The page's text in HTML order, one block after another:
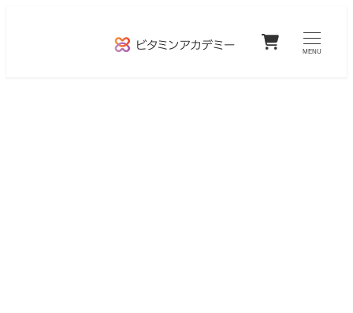
0
MENU